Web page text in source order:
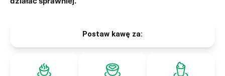
Postaw kawę za: